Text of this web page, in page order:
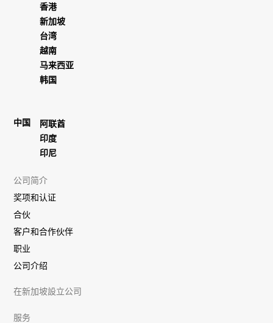
香港
新加坡
台湾
越南
马来西亚
韩国
中国
阿联酋
印度
印尼
公司简介
奖项和认证
合伙
客户和合作伙伴
职业
公司介绍
在新加坡設立公司
服务